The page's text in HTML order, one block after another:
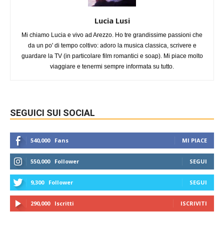
Lucia Lusi
Mi chiamo Lucia e vivo ad Arezzo. Ho tre grandissime passioni che
da un po' di tempo coltivo: adoro la musica classica, scrivere e
guardare la TV (in particolare film romantici e soap). Mi piace molto
viaggiare e tenermi sempre informata su tutto.
SEGUICI SUI SOCIAL
540,000 Fans MI PIACE
550,000 Follower SEGUI
9,300 Follower SEGUI
290,000 Iscritti ISCRIVITI